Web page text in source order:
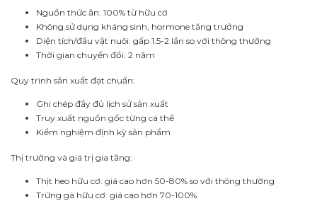
Nguồn thức ăn: 100% từ hữu cơ
Không sử dụng kháng sinh, hormone tăng trưởng
Diện tích/đầu vật nuôi: gấp 1.5-2 lần so với thông thường
Thời gian chuyển đổi: 2 năm
Quy trình sản xuất đạt chuẩn:
Ghi chép đầy đủ lịch sử sản xuất
Truy xuất nguồn gốc từng cá thể
Kiểm nghiệm định kỳ sản phẩm
Thị trường và giá trị gia tăng:
Thịt heo hữu cơ: giá cao hơn 50-80% so với thông thường
Trứng gà hữu cơ: giá cao hơn 70-100%